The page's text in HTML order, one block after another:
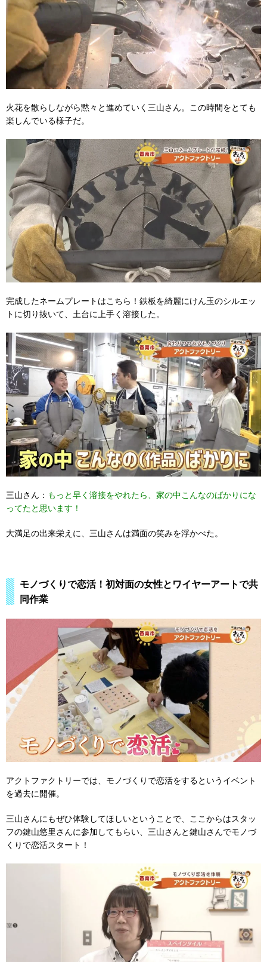
火花を散らしながら黙々と進めていく三山さん。この時間をとても
楽しんでいる様子だ。
完成したネームプレートはこちら！鉄板を綺麗にけん玉のシルエッ
トに切り抜いて、土台に上手く溶接した。
三山さん： もっと早く溶接をやれたら、家の中こんなのばかりにな
ってたと思います！
大満足の出来栄えに、三山さんは満面の笑みを浮かべた。
モノづくりで恋活！初対面の女性とワイヤーアートで共
同作業
アクトファクトリーでは、モノづくりで恋活をするというイベント
を過去に開催。
三山さんにもぜひ体験してほしいということで、ここからはスタッ
フの鍵山悠里さんに参加してもらい、三山さんと鍵山さんでモノづ
くりで恋活スタート！